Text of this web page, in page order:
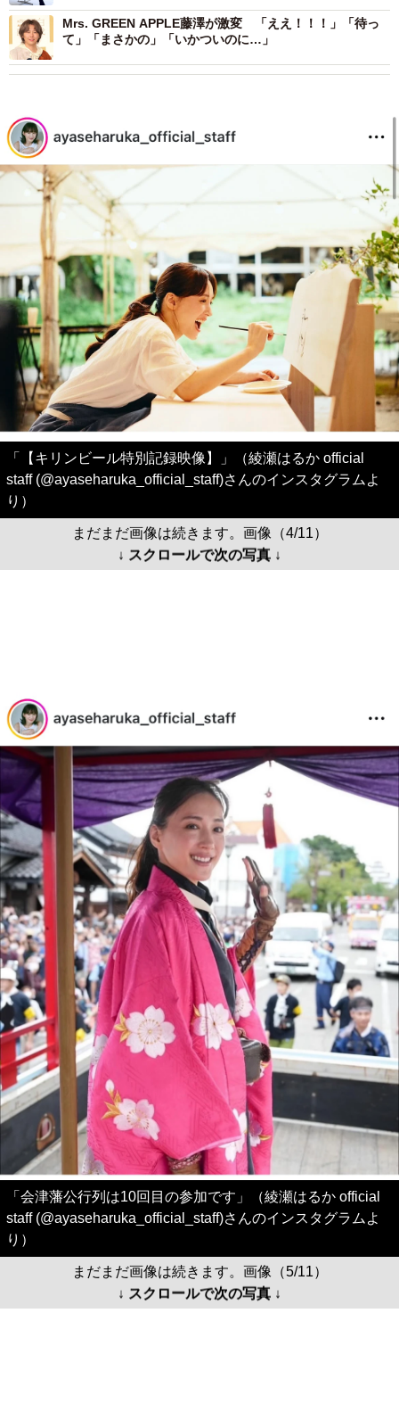
Mrs. GREEN APPLE藤澤が激変 「ええ！！！」「待っ
て」「まさかの」「いかついのに…」
「【キリンビール特別記録映像】」（綾瀬はるか official
staff (@ayaseharuka_official_staff)さんのインスタグラムよ
り）
まだまだ画像は続きます。画像（4/11）
↓ スクロールで次の写真 ↓
「会津藩公行列は10回目の参加です」（綾瀬はるか official
staff (@ayaseharuka_official_staff)さんのインスタグラムよ
り）
まだまだ画像は続きます。画像（5/11）
↓ スクロールで次の写真 ↓